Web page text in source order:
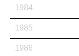
1984
1985
1986